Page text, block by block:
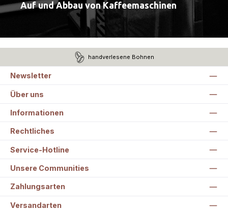
Auf und Abbau von Kaffeemaschinen
handverlesene Bohnen
Newsletter
Über uns
Informationen
Rechtliches
Service-Hotline
Unsere Communities
Zahlungsarten
Versandarten